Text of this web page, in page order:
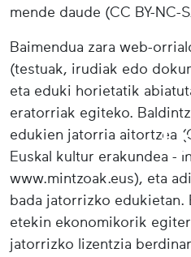
mende daude (CC BY-NC-
Baimendua zara web-
(testuak, irudiak edo
eta eduki horietatik
eratorriak egiteko.
edukien jatorria aitortzea
Euskal kultur erakundea -
www.mintzoak.eus), eta
bada jatorrizko edukietan.
etekin ekonomikorik
jatorrizko lizentzia